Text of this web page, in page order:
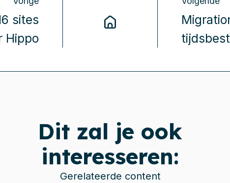
sites
Hippo
Dit zal je ook
interesseren:
Gerelateerde content